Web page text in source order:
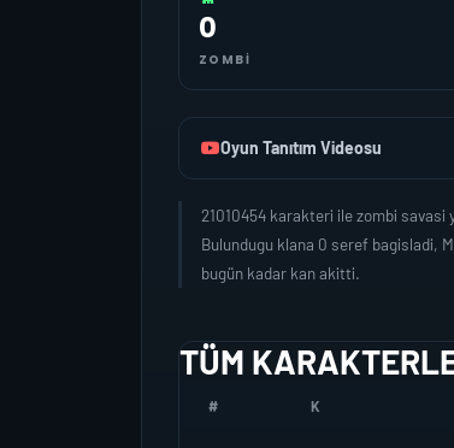
0
ZOMBI
Oyun Tanıtım Videosu
21010454 karakteri ile zombi
Bulundugu klana 0 seref bagisladi,
bugün kadar kan akitti.
TÜM
# K